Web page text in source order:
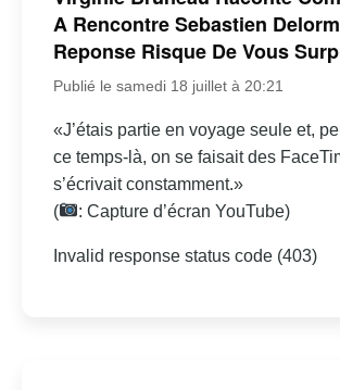
A Rencontre Sebastien
Reponse Risque De Vous
Publié le samedi 18 juillet à 20:21
«J’étais partie en voyage seule et,
ce temps-là, on se faisait des
s’écrivait constamment.»
(
: Capture d’écran YouTube)
Invalid response status code (403)